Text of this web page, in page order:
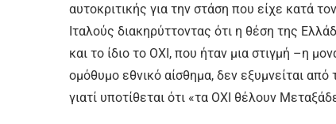
αυτοκριτικής για την στάση που είχε κατά
Ιταλούς διακηρύττοντας ότι η θέση της
και το ίδιο το ΟΧΙ, που ήταν μια στιγμή –η
ομόθυμο εθνικό αίσθημα, δεν εξυμνείται
γιατί υποτίθεται ότι «τα ΟΧΙ θέλουν